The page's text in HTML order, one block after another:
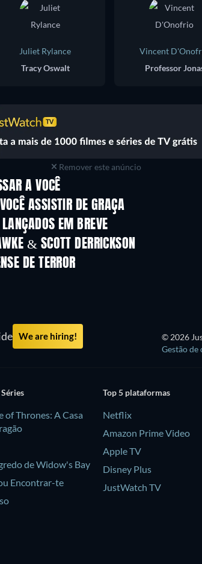
Juliet Rylance
Tracy Oswalt
Vincent
Professor
Remover este anúncio
A VOCÊ
ASSISTIR DE GRAÇA
EM BREVE
& SCOTT DERRICKSON
DE TERROR
We are hiring! © 2026
Gestão
of Thrones: A Casa
de Widow's Bay
Encontrar-te
Top 5 plataformas
Netflix
Amazon Prime Video
Apple TV
Disney Plus
JustWatch TV